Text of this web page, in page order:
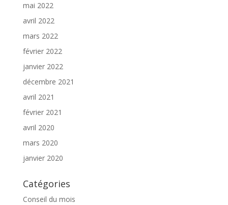
mai 2022
avril 2022
mars 2022
février 2022
janvier 2022
décembre 2021
avril 2021
février 2021
avril 2020
mars 2020
janvier 2020
Catégories
Conseil du mois